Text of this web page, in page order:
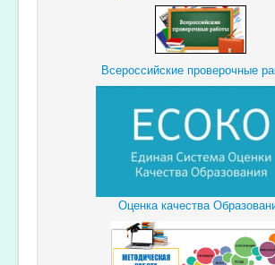
Всероссийские проверочные
Оценка качества